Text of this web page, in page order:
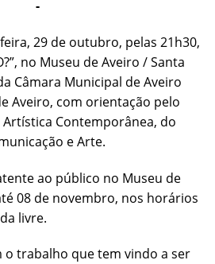
-
29 de outubro, pelas 21h30,
no Museu de Aveiro / Santa
Câmara Municipal de Aveiro
Aveiro, com orientação pelo
Contemporânea, do
e Arte.
ao público no Museu de
08 de novembro, nos horários
livre.
o trabalho que tem vindo a ser